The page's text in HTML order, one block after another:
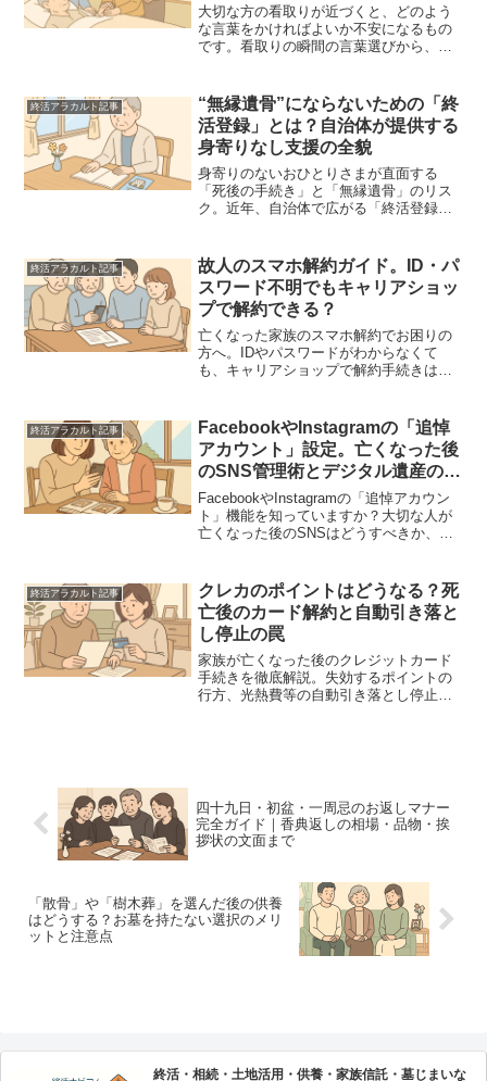
大切な方の看取りが近づくと、どのよう
な言葉をかければよいか不安になるもの
です。看取りの瞬間の言葉選びから、医
える家族が知っておきたい実務と心のケ
アを詳しく解説します。
終活アラカルト記事
“無縁遺骨”にならないための「終
活登録」とは？自治体が提供する
身寄りなし支援の全貌
身寄りのないおひとりさまが直面する
「死後の手続き」と「無縁遺骨」のリス
ク。近年、自治体で広がる「終活登録」
今すぐ始めるべき準備のチェックリスト
も紹介します。
終活アラカルト記事
故人のスマホ解約ガイド。ID・パ
スワード不明でもキャリアショッ
プで解約できる？
亡くなった家族のスマホ解約でお困りの
方へ。IDやパスワードがわからなくて
も、キャリアショップで解約手続きは可
族が知っておくべき実務を専門家が詳し
く解説します。
終活アラカルト記事
FacebookやInstagramの「追悼
アカウント」設定。亡くなった後
のSNS管理術とデジタル遺産の整
理法
FacebookやInstagramの「追悼アカウン
ト」機能を知っていますか？大切な人が
亡くなった後のSNSはどうすべきか、設
環として今からできる準備も紹介しま
す。
終活アラカルト記事
クレカのポイントはどうなる？死
亡後のカード解約と自動引き落と
し停止の罠
家族が亡くなった後のクレジットカード
手続きを徹底解説。失効するポイントの
行方、光熱費等の自動引き落とし停止の
四十九日・初盆・一周忌のお返しマナー
完全ガイド｜香典返しの相場・品物・挨
拶状の文面まで
「散骨」や「樹木葬」を選んだ後の供養
はどうする？お墓を持たない選択のメリ
ットと注意点
終活・相続・土地活用・供養・家族信託・墓じまいな